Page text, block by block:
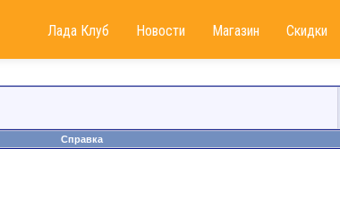
Лада Клуб Новости Магазин Скидки
Справка